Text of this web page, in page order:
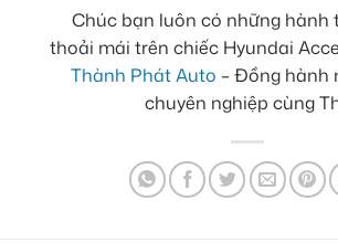
Chúc bạn luôn có những hành
thoải mái trên chiếc Hyundai
Thành Phát Auto – Đồng hành
chuyên nghiệp cùng